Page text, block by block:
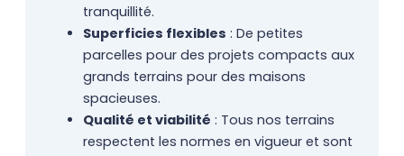
tranquillité.
Superficies flexibles : De petites
parcelles pour des projets compacts aux
grands terrains pour des maisons
spacieuses.
Qualité et viabilité : Tous nos terrains
respectent les normes en vigueur et sont